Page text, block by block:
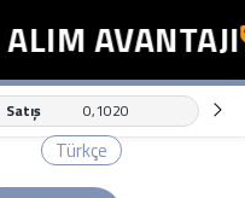
AVANTAJI
Satış 0,1020
Türkçe